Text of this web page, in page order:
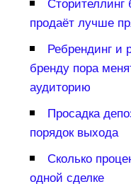
продаёт лучше
Ребрендинг и
ренду пора
аудиторию
Просадка
порядок выхода
Сколько
одной сделке